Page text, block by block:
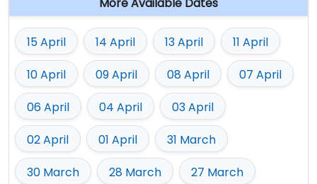
More Available Dates
15 April 14 April 13 April
11 April
10 April
09 April 08 April
07 April
06 April
04 April
03 April
02 April
01 April
31 March
30 March
28 March
27 March